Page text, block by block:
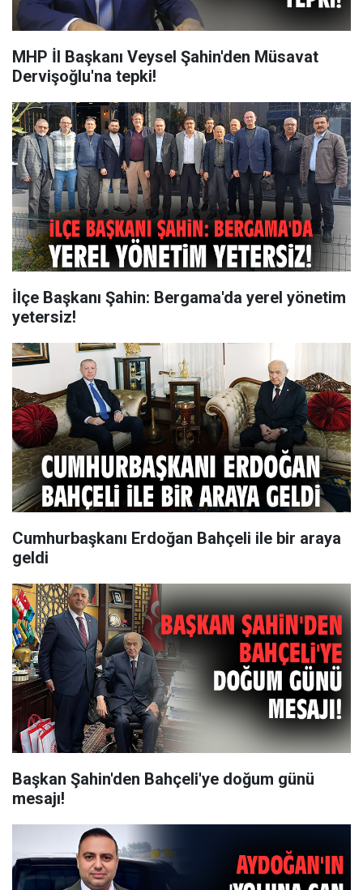
MHP İl Başkanı Veysel Şahin'den Müsavat
Dervişoğlu'na tepki!
İlçe Başkanı Şahin: Bergama'da yerel yönetim
yetersiz!
Cumhurbaşkanı Erdoğan Bahçeli ile bir araya
geldi
Başkan Şahin'den Bahçeli'ye doğum günü
mesajı!